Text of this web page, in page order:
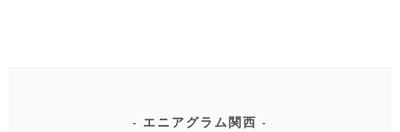
エニアグラム関西